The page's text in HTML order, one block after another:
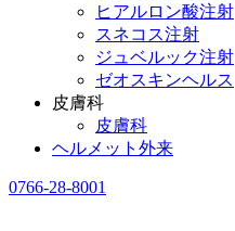
ヒアルロン酸注射
スネコス注射
ジュベルック注射
ゼオスキンヘルス
皮膚科
皮膚科
ヘルメット外来
0766-28-8001